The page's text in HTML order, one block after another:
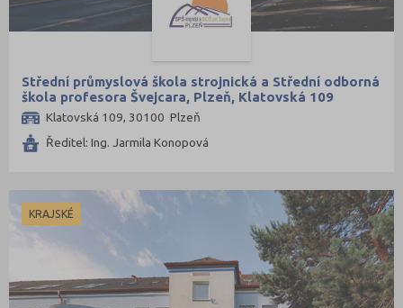
Střední průmyslová škola strojnická a Střední odborná
škola profesora Švejcara, Plzeň, Klatovská 109
Klatovská 109, 30100 Plzeň
Ředitel: Ing. Jarmila Konopová
KRAJSKÉ